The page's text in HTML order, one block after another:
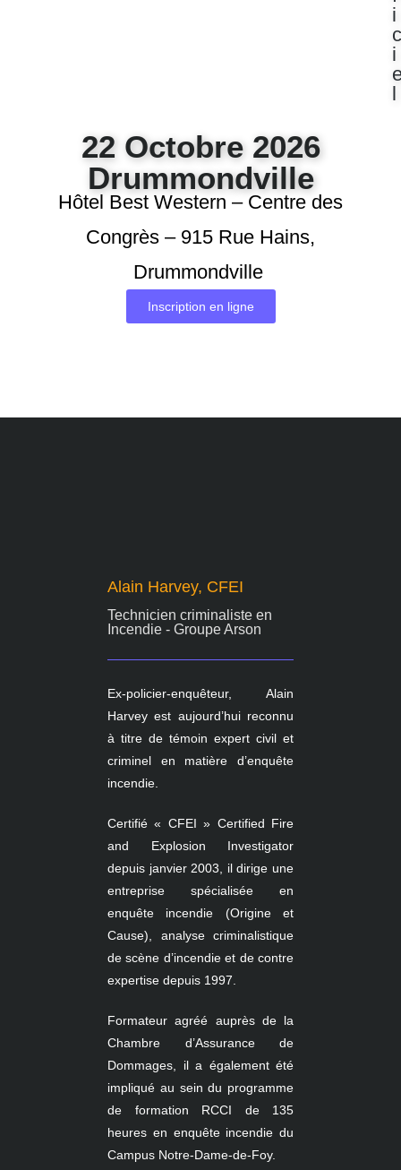
i
i
l
22 Octobre 2026
Drummondville
Hôtel Best Western – Centre des
Congrès – 915 Rue Hains,
Drummondville
Inscription en ligne
Alain Harvey, CFEI
Technicien criminaliste en
Incendie - Groupe Arson
Ex-policier-enquêteur, Alain
Harvey est aujourd’hui reconnu
à titre de témoin expert civil et
criminel en matière d’enquête
incendie.
Certifié « CFEI » Certified Fire
and Explosion Investigator
depuis janvier 2003, il dirige une
entreprise spécialisée en
enquête incendie (Origine et
Cause) , analyse criminalistique
de scène d’incendie et de contre
expertise depuis 1997.
Formateur agréé auprès de la
Chambre d’Assurance de
Dommages, il a également été
impliqué au sein du programme
de formation RCCI de 135
heures en enquête incendie du
Campus Notre-Dame-de-Foy.